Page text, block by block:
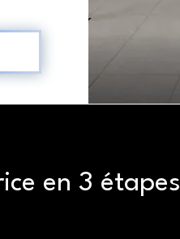
en 3 étapes